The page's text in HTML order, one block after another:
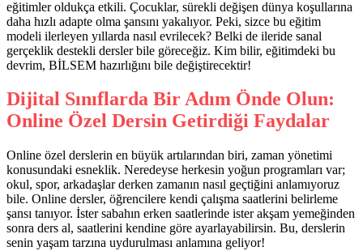
eğitimler oldukça etkili. Çocuklar, sürekli değişen dünya koşullarına
daha hızlı adapte olma şansını yakalıyor. Peki, sizce bu eğitim
modeli ilerleyen yıllarda nasıl evrilecek? Belki de ileride sanal
gerçeklik destekli dersler bile göreceğiz. Kim bilir, eğitimdeki bu
devrim, BİLSEM hazırlığını bile değiştirecektir!
Dijital Sınıflarda Bir Adım Önde Olun:
Online Özel Dersin Getirdiği Faydalar
Online özel derslerin en büyük artılarından biri, zaman yönetimi
konusundaki esneklik. Neredeyse herkesin yoğun programları var;
okul, spor, arkadaşlar derken zamanın nasıl geçtiğini anlamıyoruz
bile. Online dersler, öğrencilere kendi çalışma saatlerini belirleme
şansı tanıyor. İster sabahın erken saatlerinde ister akşam yemeğinden
sonra ders al, saatlerini kendine göre ayarlayabilirsin. Bu, derslerin
senin yaşam tarzına uydurulması anlamına geliyor!